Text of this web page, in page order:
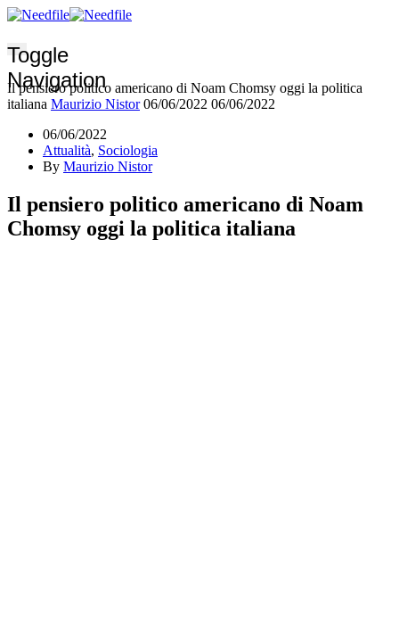
Toggle
Navigation
Il pensiero politico americano di Noam Chomsy oggi la politica
italiana Maurizio Nistor 06/06/2022 06/06/2022
06/06/2022
Attualità, Sociologia
By Maurizio Nistor
Il pensiero politico americano di Noam
Chomsy oggi la politica italiana